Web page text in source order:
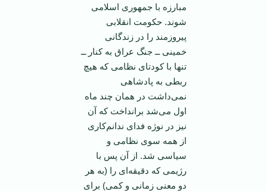
مبارزه با جمهوری اسلامی
شوند. حکومت انقلابی
پیروزمند را در زندگانی
خمینی ــ جنگ عراق به کنار ــ
تنها با کودتای نظامی که هیچ
ربطی به پادشاهی
نمی‌داشت در همان چند ماه
اول می‌شد برانداخت که آن
نیز در نوژه فدای ندانم‌کاری
از همه سوی نظامی و
سیاسی شد. از آن پس با
رژیمی که دقیقه‌ای را (به هر
دو معنی زمانی و کمی) برای